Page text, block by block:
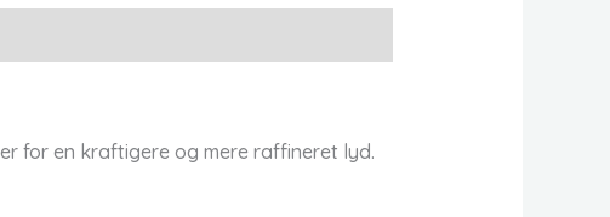
for en kraftigere og mere raffineret lyd.